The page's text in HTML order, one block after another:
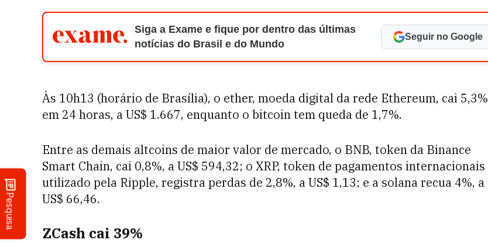
Pesquisa
Siga a Exame e fique por dentro das últimas
notícias do Brasil e do Mundo
Seguir no Google
Às 10h13 (horário de Brasília), o ether, moeda digital da rede Ethereum, cai 5,3%
em 24 horas, a US$ 1.667, enquanto o bitcoin tem queda de 1,7%.
Entre as demais altcoins de maior valor de mercado, o BNB, token da Binance
Smart Chain, cai 0,8%, a US$ 594,32; o XRP, token de pagamentos internacionais
utilizado pela Ripple, registra perdas de 2,8%, a US$ 1,13; e a solana recua 4%, a
US$ 66,46.
ZCash cai 39%